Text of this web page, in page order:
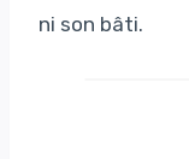
ni son bâti.